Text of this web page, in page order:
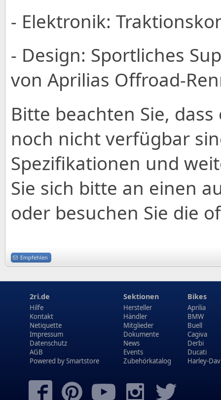
- Elektronik:
- Design: Sportliches
von Aprilias Offroad-
Bitte beachten Sie,
noch nicht verfügbar
Spezifikationen und
Sie sich bitte an einen
oder besuchen Sie die
Empfehlen
2ri.de
Hilfe
Kontakt
Netiquette
Impressum
Datenschutz
AGB
Powered bySmartstore
Sektionen
Hersteller
Händler
Mitglieder
Dokumente
News
Events
Zubehörkatalog
Bikes
Aprilia
BMW
Buell
Cagiva
Derbi
Ducati
Harley-